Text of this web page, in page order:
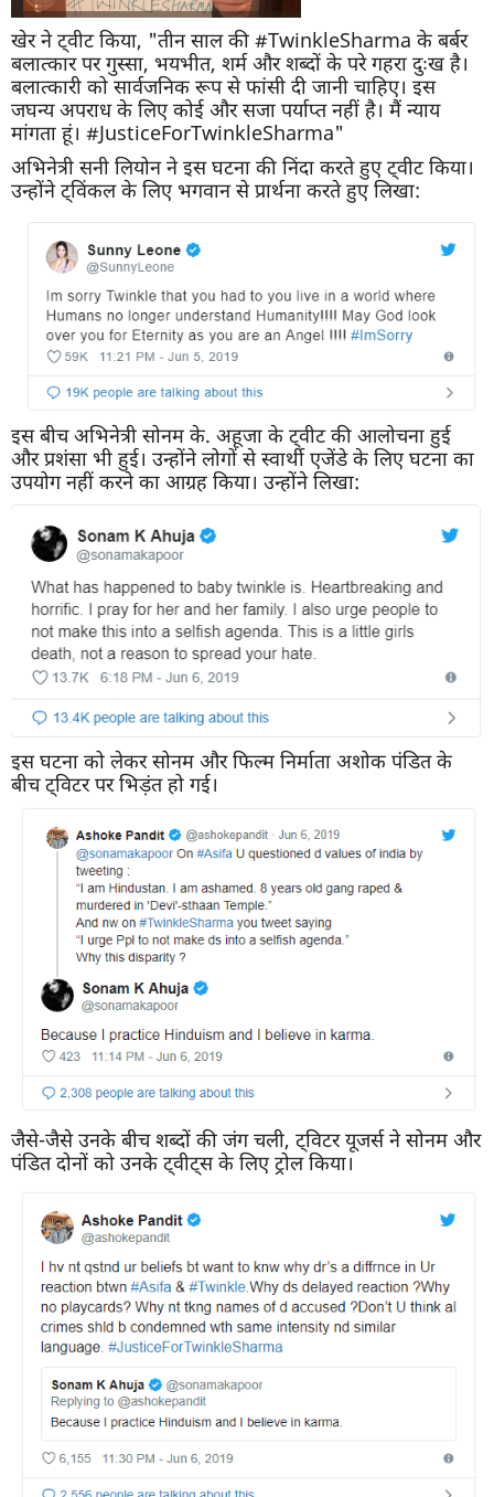
खेर ने ट्वीट किया, "तीन साल की #TwinkleSharma के बर्बर
बलात्कार पर गुस्सा, भयभीत, शर्म और शब्दों के परे गहरा दुःख है।
बलात्कारी को सार्वजनिक रूप से फांसी दी जानी चाहिए। इस
जघन्य अपराध के लिए कोई और सजा पर्याप्त नहीं है। मैं न्याय
मांगता हूं। #JusticeForTwinkleSharma"
अभिनेत्री सनी लियोन ने इस घटना की निंदा करते हुए ट्वीट किया।
उन्होंने ट्विंकल के लिए भगवान से प्रार्थना करते हुए लिखा:
इस बीच अभिनेत्री सोनम के. अहूजा के ट्वीट की आलोचना हुई
और प्रशंसा भी हुई। उन्होंने लोगों से स्वार्थी एजेंडे के लिए घटना का
उपयोग नहीं करने का आग्रह किया। उन्होंने लिखा:
इस घटना को लेकर सोनम और फिल्म निर्माता अशोक पंडित के
बीच ट्विटर पर भिड़ंत हो गई।
जैसे-जैसे उनके बीच शब्दों की जंग चली, ट्विटर यूजर्स ने सोनम और
पंडित दोनों को उनके ट्वीट्स के लिए ट्रोल किया।